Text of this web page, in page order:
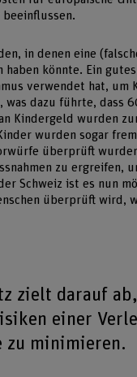
in denen eine
haben könnte. Ein
verwendet hat, um
dazu führte, dass
Kindergeld wurden
wurden sogar
überprüft
zu ergreifen,
Schweiz ist es nun
überprüft wird,
zielt darauf
einer
zu minimieren.